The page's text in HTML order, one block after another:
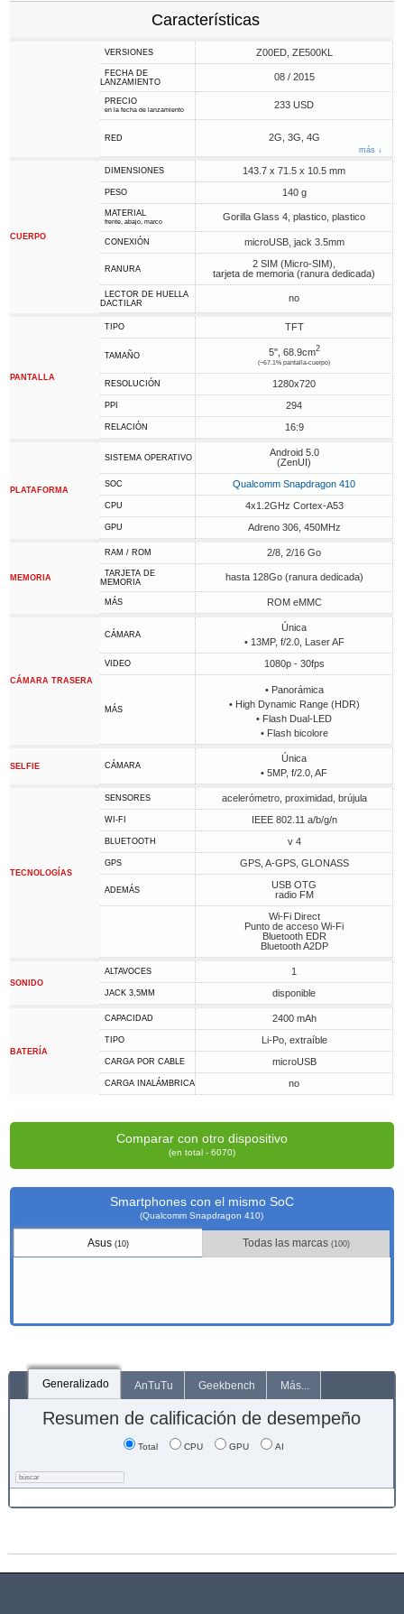
Características
VERSIONES Z00ED, ZE500KL
FECHA DE
LANZAMIENTO
08 / 2015
PRECIO
en la fecha de lanzamiento 233 USD
RED 2G, 3G, 4G
más ↓
CUERPO
DIMENSIONES 143.7 x 71.5 x 10.5 mm
PESO 140 g
MATERIAL
frente, abajo, marco Gorilla Glass 4, plastico, plastico
CONEXIÓN microUSB, jack 3.5mm
RANURA
2 SIM (Micro-SIM),
tarjeta de memoria (ranura dedicada)
LECTOR DE HUELLA
DACTILAR
no
PANTALLA
TIPO TFT
TAMAÑO 5", 68.9cm2
(~67.1% pantalla-cuerpo)
RESOLUCIÓN 1280x720
PPI 294
RELACIÓN 16:9
PLATAFORMA
SISTEMA OPERATIVO
Android 5.0
(ZenUI)
SOC Qualcomm Snapdragon 410
CPU 4x1.2GHz Cortex-A53
GPU Adreno 306, 450MHz
MEMORIA
RAM / ROM 2/8, 2/16 Go
TARJETA DE
MEMORIA
hasta 128Go (ranura dedicada)
MÁS ROM eMMC
CÁMARA TRASERA
CÁMARA
Única
• 13MP, f/2.0, Laser AF
VIDEO 1080p - 30fps
MÁS
• Panorámica
• High Dynamic Range (HDR)
• Flash Dual-LED
• Flash bicolore
SELFIE CÁMARA
Única
• 5MP, f/2.0, AF
TECNOLOGÍAS
SENSORES acelerómetro, proximidad, brújula
WI-FI IEEE 802.11 a/b/g/n
BLUETOOTH v 4
GPS GPS, A-GPS, GLONASS
ADEMÁS
USB OTG
radio FM
Wi-Fi Direct
Punto de acceso Wi-Fi
Bluetooth EDR
Bluetooth A2DP
SONIDO
ALTAVOCES 1
JACK 3,5MM disponible
BATERÍA
CAPACIDAD 2400 mAh
TIPO Li-Po, extraíble
CARGA POR CABLE microUSB
CARGA INALÁMBRICA no
Comparar con otro dispositivo
(en total - 6070)
Smartphones con el mismo SoC
(Qualcomm Snapdragon 410)
Asus(10) Todas las marcas(100)
Generalizado AnTuTu Geekbench Más...
Resumen de calificación de desempeño
Total CPU GPU AI